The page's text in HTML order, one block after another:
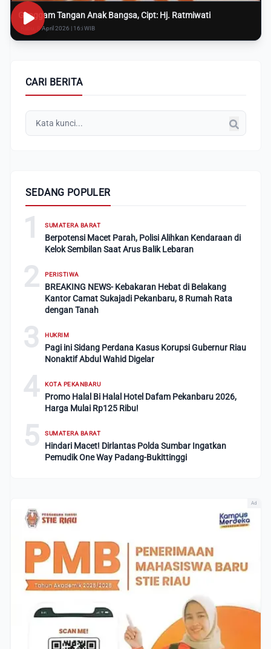
Genggam Tangan Anak Bangsa, Cipt: Hj. Ratmiwati
Rabu, 8 April 2026 | 16:i WIB
CARI BERITA
SEDANG POPULER
1 SUMATERA BARAT
Berpotensi Macet Parah, Polisi Alihkan Kendaraan di
Kelok Sembilan Saat Arus Balik Lebaran
2 PERISTIWA
BREAKING NEWS- Kebakaran Hebat di Belakang
Kantor Camat Sukajadi Pekanbaru, 8 Rumah Rata
dengan Tanah
3 HUKRIM
Pagi ini Sidang Perdana Kasus Korupsi Gubernur Riau
Nonaktif Abdul Wahid Digelar
4 KOTA PEKANBARU
Promo Halal Bi Halal Hotel Dafam Pekanbaru 2026,
Harga Mulai Rp125 Ribu!
5 SUMATERA BARAT
Hindari Macet! Dirlantas Polda Sumbar Ingatkan
Pemudik One Way Padang-Bukittinggi
Ad